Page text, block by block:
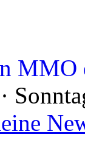
MMO